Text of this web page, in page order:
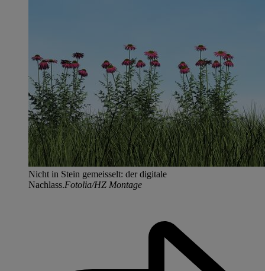
Nicht in Stein gemeisselt: der digitale
Nachlass.Fotolia/HZ Montage